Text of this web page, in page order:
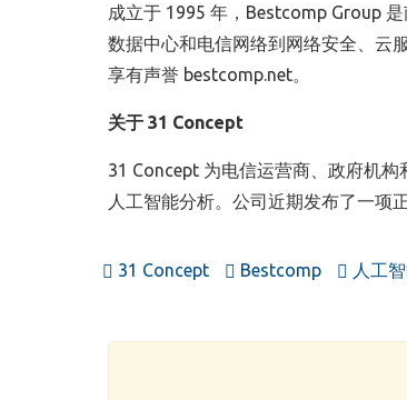
成立于 1995 年，Bestcomp Group
数据中心和电信网络到网络安全、云
享有声誉 bestcomp.net。
关于 31 Concept
31 Concept 为电信运营商、政府机
人工智能分析。公司近期发布了一项
31 Concept Bestcomp 人工